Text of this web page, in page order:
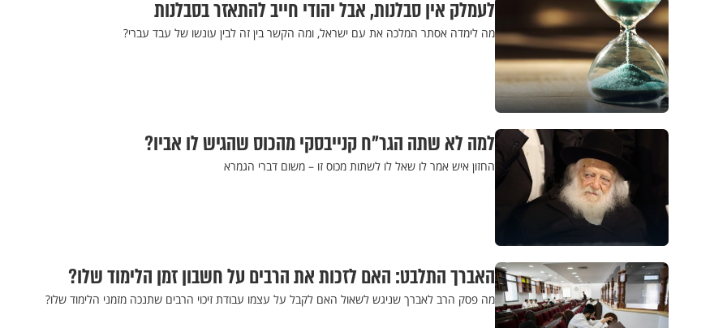
לעמלק אין סבלנות, אבל יהודי חייב להתאזר בסבלנות
מה לימדה אסתר המלכה את עם ישראל, ומה הקשר בין זה לבין עונשו של עבד עברי?
למה לא שתה הגר"ח קנייבסקי מהכוס שהגיש לו אביו?
החזון איש אמר לו שאל לו לשתות מכוס זו – משום דברי הגמרא
האברך התלבט: האם לזכות את הרבים על חשבון זמן הלימוד שלו?
מה פסק הרב לאברך שניגש לשאול האם לקבל על עצמו עבודת זיכוי הרבים שתנכה מזמני הלימוד שלו?